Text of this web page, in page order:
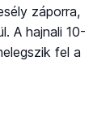
záporra,
A hajnali 10-
fel a